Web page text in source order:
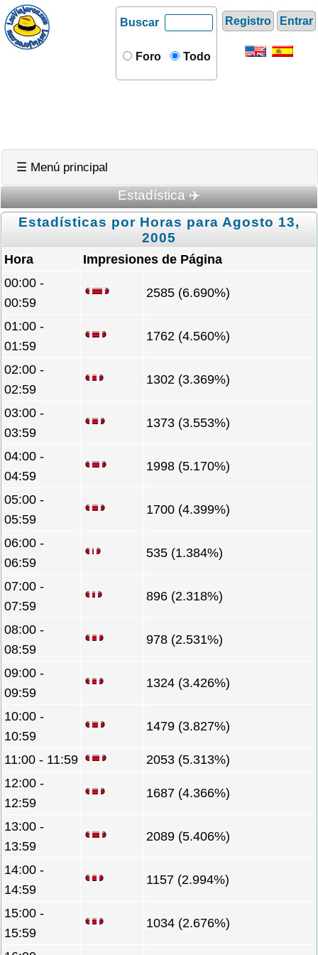
Registro Entrar
Buscar
Foro Todo
☰ Menú principal
Estadística ✈️
Estadísticas por Horas para Agosto 13,
2005
Hora
Impresiones de Página
00:00 -
00:59
2585 (6.690%)
01:00 -
01:59
1762 (4.560%)
02:00 -
02:59
1302 (3.369%)
03:00 -
03:59
1373 (3.553%)
04:00 -
04:59
1998 (5.170%)
05:00 -
05:59
1700 (4.399%)
06:00 -
06:59
535 (1.384%)
07:00 -
07:59
896 (2.318%)
08:00 -
08:59
978 (2.531%)
09:00 -
09:59
1324 (3.426%)
10:00 -
10:59
1479 (3.827%)
11:00 - 11:59
2053 (5.313%)
12:00 -
12:59
1687 (4.366%)
13:00 -
13:59
2089 (5.406%)
14:00 -
14:59
1157 (2.994%)
15:00 -
15:59
1034 (2.676%)